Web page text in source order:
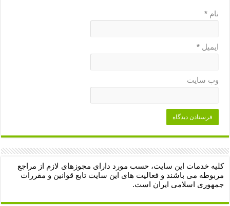
نام*
ایمیل*
وب‌ سایت
کلیه خدمات این سایت، حسب مورد دارای مجوزهای لازم از مراجع
مربوطه می باشند و فعالیت های این سایت تابع قوانین و مقررات
جمهوری اسلامی ایران است.